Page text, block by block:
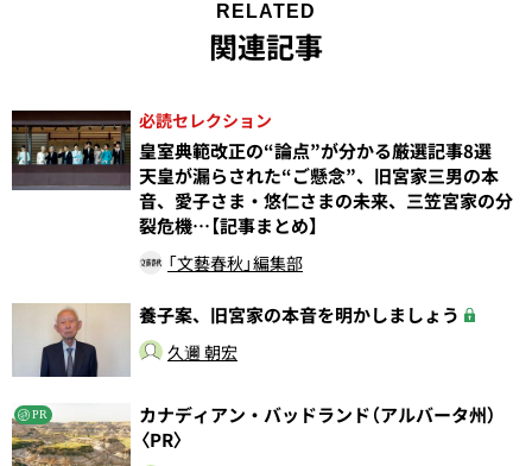
RELATED
関連記事
必読セレクション
皇室典範改正の“論点”が分かる厳選記事8選
天皇が漏らされた“ご懸念”、旧宮家三男の本
音、愛子さま・悠仁さまの未来、三笠宮家の分
裂危機…【記事まとめ】
「文藝春秋」編集部
養子案、旧宮家の本音を明かしましょう
久邇 朝宏
PR
カナディアン・バッドランド（アルバータ州）
〈PR〉